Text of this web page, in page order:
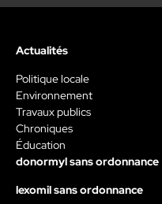
Actualités
Politique locale
Environnement
Travaux publics
Chroniques
Éducation
donormyl sans ordonnance
lexomil sans ordonnance